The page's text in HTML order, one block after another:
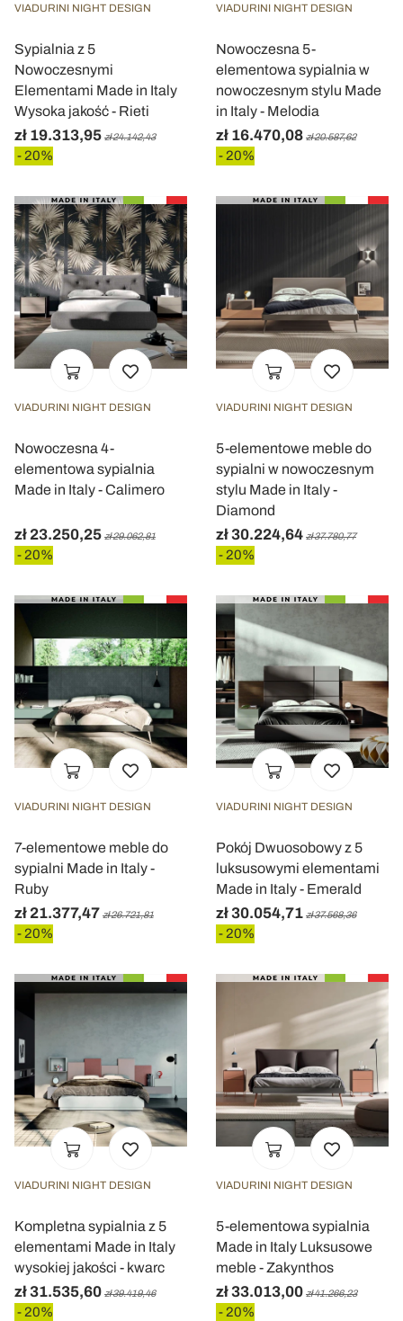
VIADURINI NIGHT DESIGN
Sypialnia z 5
Nowoczesnymi
Elementami Made in Italy
Wysoka jakość - Rieti
zł 19.313,95 zł 24.142,43
- 20%
VIADURINI NIGHT DESIGN
Nowoczesna 5-
elementowa sypialnia w
nowoczesnym stylu Made
in Italy - Melodia
zł 16.470,08 zł 20.587,62
- 20%
VIADURINI NIGHT DESIGN
Nowoczesna 4-
elementowa sypialnia
Made in Italy - Calimero
zł 23.250,25 zł 29.062,81
- 20%
VIADURINI NIGHT DESIGN
5-elementowe meble do
sypialni w nowoczesnym
stylu Made in Italy -
Diamond
zł 30.224,64 zł 37.780,77
- 20%
VIADURINI NIGHT DESIGN
7-elementowe meble do
sypialni Made in Italy -
Ruby
zł 21.377,47 zł 26.721,81
- 20%
VIADURINI NIGHT DESIGN
Pokój Dwuosobowy z 5
luksusowymi elementami
Made in Italy - Emerald
zł 30.054,71 zł 37.568,36
- 20%
VIADURINI NIGHT DESIGN
Kompletna sypialnia z 5
elementami Made in Italy
wysokiej jakości - kwarc
zł 31.535,60 zł 39.419,46
- 20%
VIADURINI NIGHT DESIGN
5-elementowa sypialnia
Made in Italy Luksusowe
meble - Zakynthos
zł 33.013,00 zł 41.266,23
- 20%